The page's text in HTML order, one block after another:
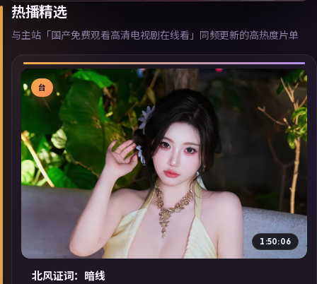
热播精选
与主站「国产免费观看高清电视剧在线看」同频更新的高热度片单
▶
台
1:50:06
北风证词：暗线